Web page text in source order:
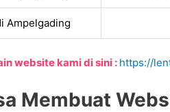
Ampelgading
website kami di sini : https://
Membuat